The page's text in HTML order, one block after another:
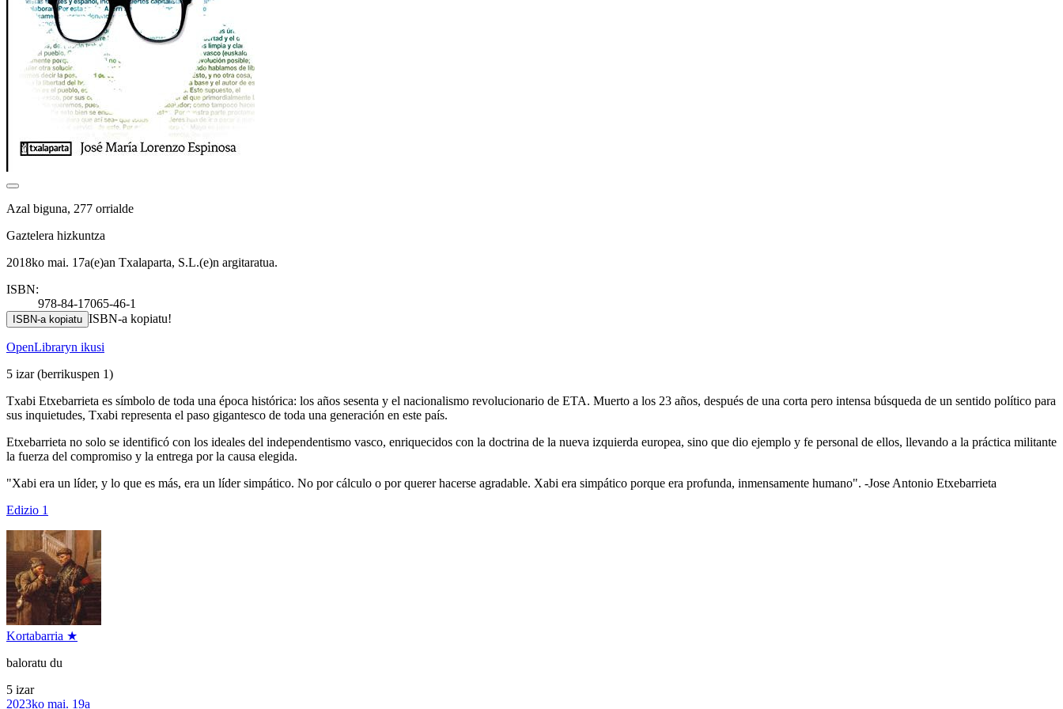
Azal biguna, 277 orrialde
Gaztelera hizkuntza
2018ko mai. 17a(e)an Txalaparta, S.L.(e)n argitaratua.
ISBN:
978-84-17065-46-1
ISBN-a kopiatu ISBN-a kopiatu!
OpenLibraryn ikusi
5 izar(berrikuspen 1)
Txabi Etxebarrieta es símbolo de toda una época histórica: los años sesenta y el nacionalismo revolucionario de ETA. Muerto a los 23 años, después de una corta pero intensa búsqueda de un sentido político para
sus inquietudes, Txabi representa el paso gigantesco de toda una generación en este país.
Etxebarrieta no solo se identificó con los ideales del independentismo vasco, enriquecidos con la doctrina de la nueva izquierda europea, sino que dio ejemplo y fe personal de ellos, llevando a la práctica militante
la fuerza del compromiso y la entrega por la causa elegida.
"Xabi era un líder, y lo que es más, era un líder simpático. No por cálculo o por querer hacerse agradable. Xabi era simpático porque era profunda, inmensamente humano". -Jose Antonio Etxebarrieta
Edizio 1
Kortabarria ★
baloratu du
5 izar
2023ko mai. 19a